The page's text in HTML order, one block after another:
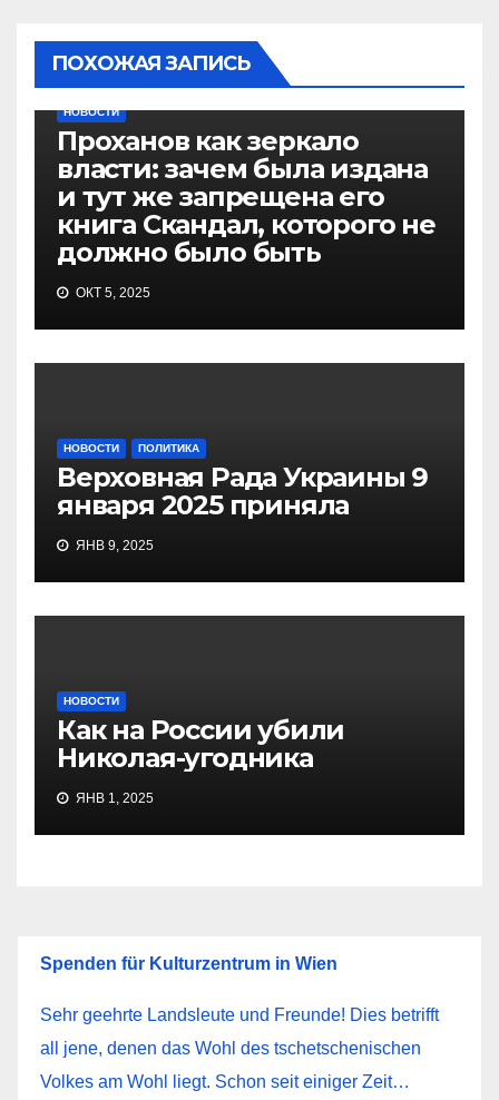
ПОХОЖАЯ ЗАПИСЬ
НОВОСТИ
Проханов как зеркало
власти: зачем была издана
и тут же запрещена его
книга Скандал, которого не
должно было быть
ОКТ 5, 2025
НОВОСТИ ПОЛИТИКА
Верховная Рада Украины 9
января 2025 приняла
ЯНВ 9, 2025
НОВОСТИ
Как на России убили
Николая-угодника
ЯНВ 1, 2025
Spenden für Kulturzentrum in Wien
Sehr geehrte Landsleute und Freunde! Dies betrifft
all jene, denen das Wohl des tschetschenischen
Volkes am Wohl liegt. Schon seit einiger Zeit…